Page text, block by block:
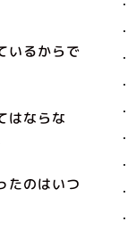
いるからで
はならな
たのはいつ